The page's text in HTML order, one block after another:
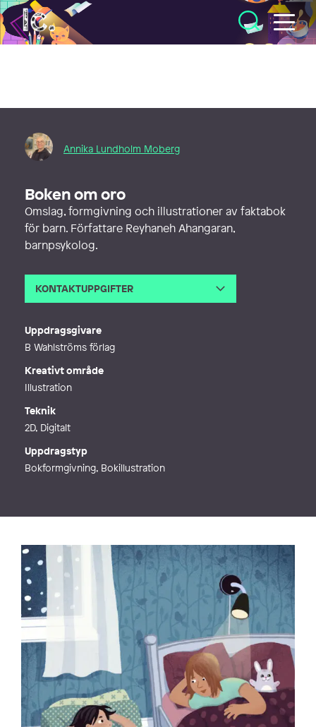
Illustratörcentrum
Annika Lundholm Moberg
Boken om oro
Omslag, formgivning och illustrationer av faktabok
för barn. Författare Reyhaneh Ahangaran,
barnpsykolog.
KONTAKTUPPGIFTER
Uppdragsgivare
B Wahlströms förlag
Kreativt område
Illustration
Teknik
2D, Digitalt
Uppdragstyp
Bokformgivning, Bokillustration